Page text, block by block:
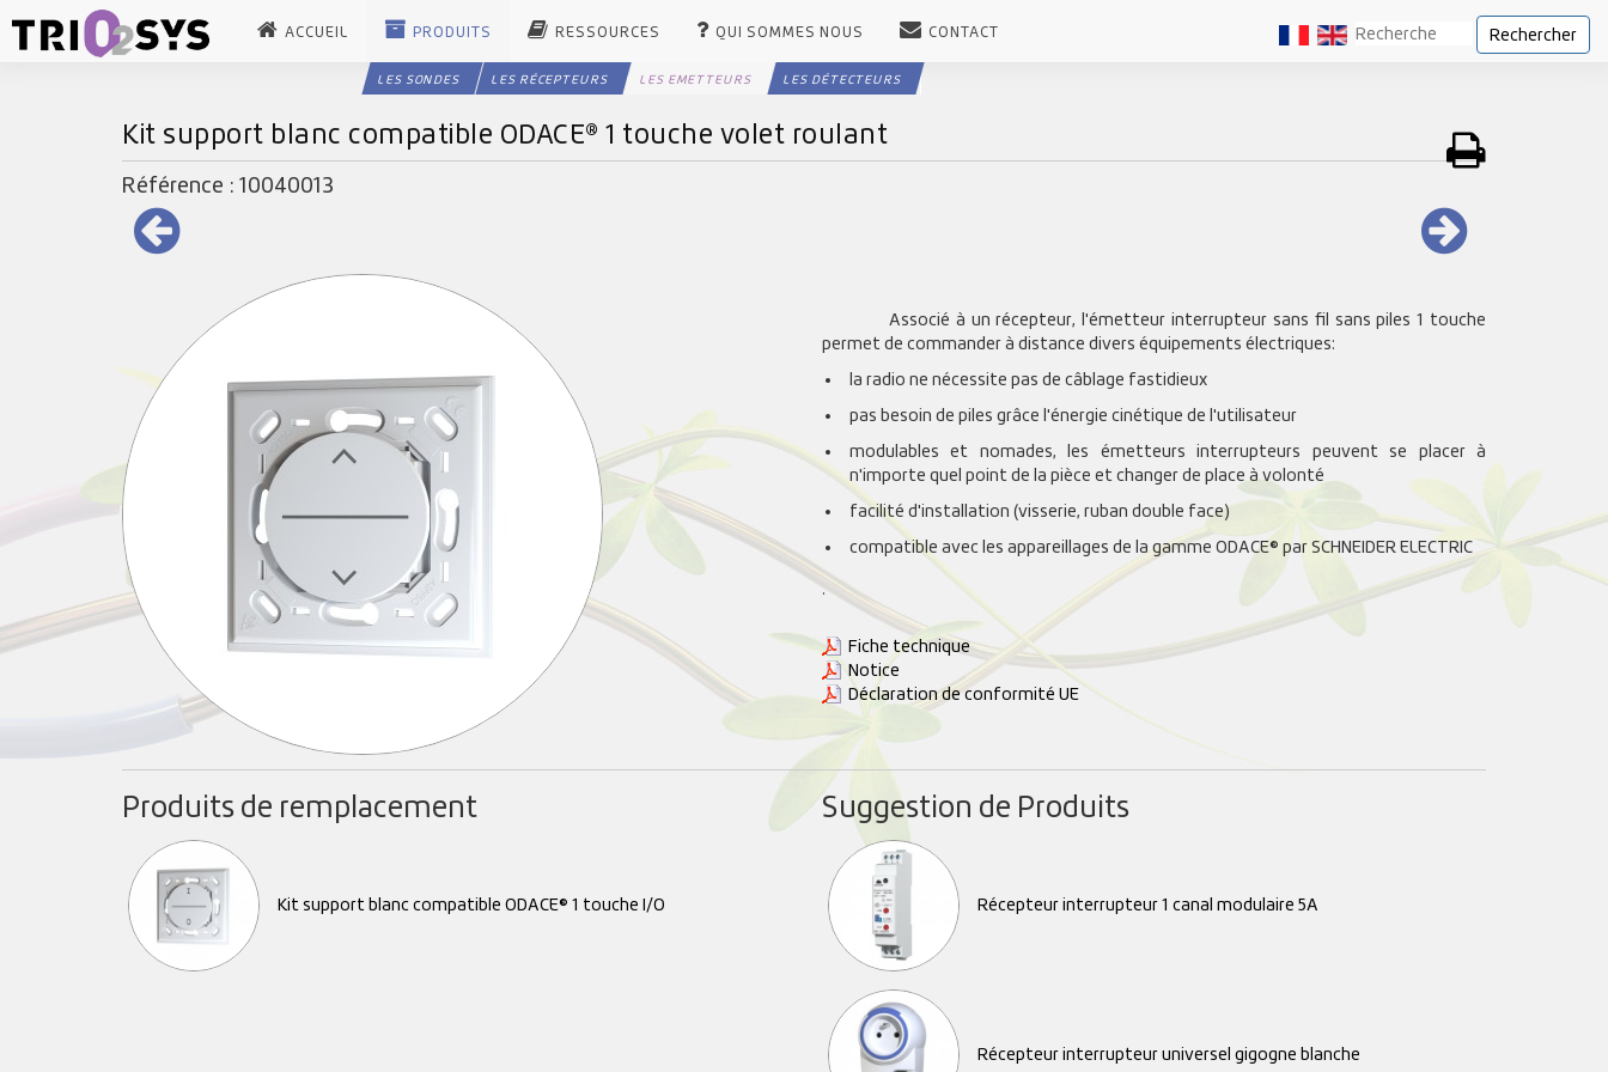
Rechercher
ACCUEIL PRODUITS
LES SONDES LES RÉCEPTEURS LES EMETTEURS LES DÉTECTEURS
RESSOURCES QUI SOMMES NOUS CONTACT
Kit support blanc compatible ODACE® 1 touche volet roulant
Référence : 10040013
Associé à un récepteur, l'émetteur interrupteur sans fil sans piles 1 touche
permet de commander à distance divers équipements électriques:
la radio ne nécessite pas de câblage fastidieux
pas besoin de piles grâce l'énergie cinétique de l'utilisateur
modulables et nomades, les émetteurs interrupteurs peuvent se placer à
n'importe quel point de la pièce et changer de place à volonté
facilité d'installation (visserie, ruban double face)
compatible avec les appareillages de la gamme ODACE® par SCHNEIDER ELECTRIC
.
Fiche technique
Notice
Déclaration de conformité UE
Produits de remplacement
Kit support blanc compatible ODACE® 1 touche I/O
Suggestion de Produits
Récepteur interrupteur 1 canal modulaire 5A
Récepteur interrupteur universel gigogne blanche